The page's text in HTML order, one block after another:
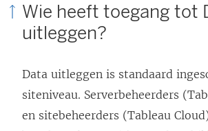
Wie heeft toegang tot
uitleggen?
Data uitleggen is standaard
siteniveau. Serverbeheerders
en sitebeheerders (Tableau